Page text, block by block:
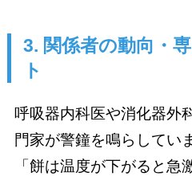
3. 関係者の動向・
ト
呼吸器内科医や消化器外
門家が警鐘を鳴らしてい
「餅は温度が下がると急